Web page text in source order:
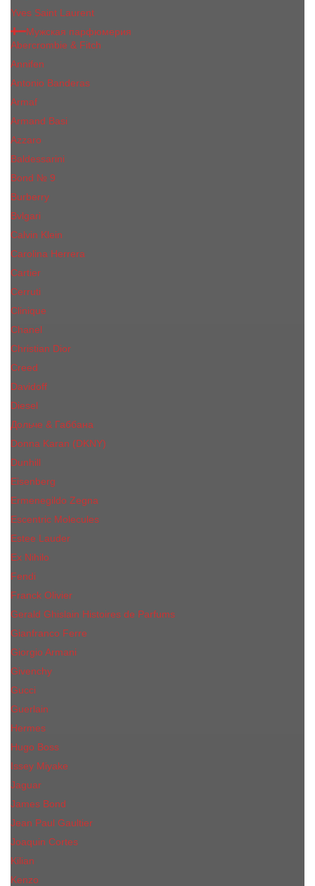
Yves Saint Laurent
Мужская парфюмерия
Abercrombie & Fitch
Annifen
Antonio Banderas
Armaf
Armand Basi
Azzaro
Baldessarini
Bond № 9
Burberry
Bvlgari
Calvin Klein
Carolina Herrera
Cartier
Cerruti
Сliniquе
Chanel
Christian Dior
Creed
Davidoff
Diesel
Дольче & Габбана
Donna Karan (DKNY)
Dunhill
Eisenberg
Ermenegildo Zegna
Escentric Molecules
Еsteе Lаudеr
Ex Nihilo
Fendi
Franck Olivier
Gerald Ghislain Histoires de Parfums
Gianfranco Ferre
Giorgio Armani
Givenchy
Gucci
Guerlain
Hermes
Hugo Boss
Issey Miyake
Jaguar
James Bond
Jean Paul Gaultier
Joaquin Сortes
Kilian
Kenzo